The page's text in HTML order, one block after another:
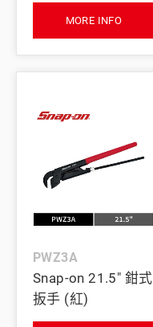
MORE INFO
PWZ3A
Snap-on 21.5" 鉗式
扳手 (紅)